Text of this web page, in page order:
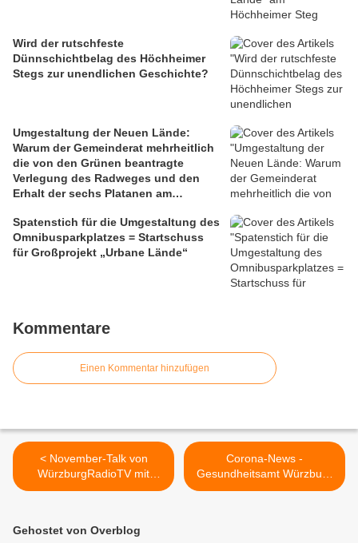
Wird der rutschfeste
Dünnschichtbelag des Höchheimer
Stegs zur unendlichen Geschichte?
Umgestaltung der Neuen Lände:
Warum der Gemeinderat mehrheitlich
die von den Grünen beantragte
Verlegung des Radweges und den
Erhalt der sechs Platanen am
Spatenstich für die Umgestaltung des
Omnibusparkplatzes = Startschuss
für Großprojekt „Urbane Lände“
Kommentare
Einen Kommentar hinzufügen
< November-Talk von
WürzburgRadioTV mit
Veitshöchheims
Corona-News -
Gesundheitsamt Würzburg
klärt auf: Nach Kontakt zu
Gehostet von Overblog